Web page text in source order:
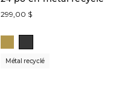
299,00 $
Métal recyclé